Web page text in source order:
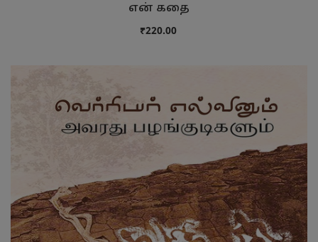
என் கதை
₹220.00